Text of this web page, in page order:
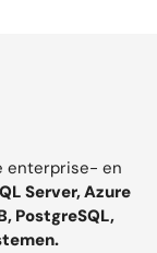
enterprise- en
Server, Azure
PostgreSQL,